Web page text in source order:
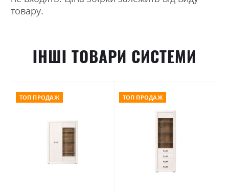
товару.
ІНШІ ТОВАРИ СИСТЕМИ
ТОП ПРОДАЖ ТОП ПРОДАЖ